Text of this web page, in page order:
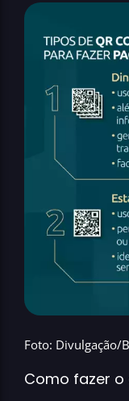
Foto: Divulgação/
Como fazer o